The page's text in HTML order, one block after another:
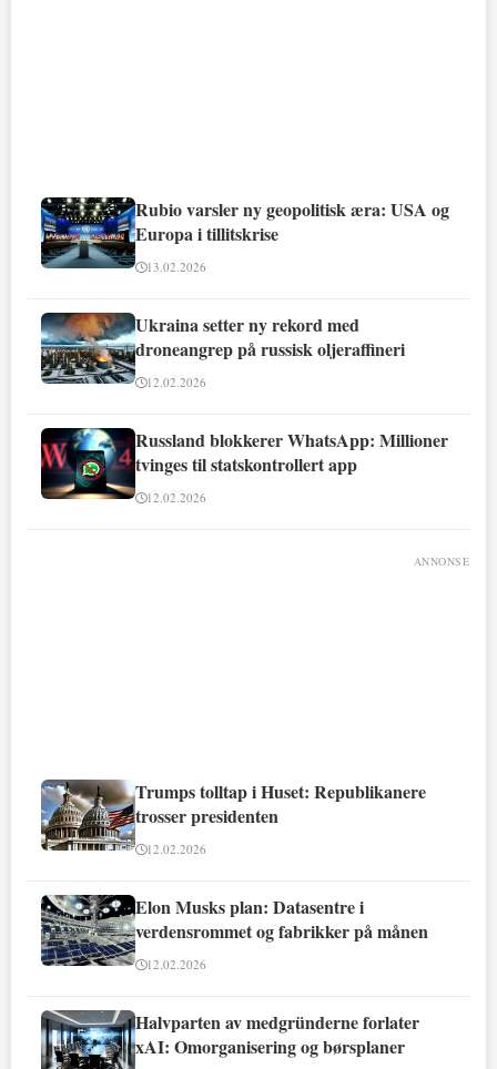
Rubio varsler ny geopolitisk æra: USA og
Europa i tillitskrise
13.02.2026
Ukraina setter ny rekord med
droneangrep på russisk oljeraffineri
12.02.2026
Russland blokkerer WhatsApp: Millioner
tvinges til statskontrollert app
12.02.2026
ANNONSE
Trumps tolltap i Huset: Republikanere
trosser presidenten
12.02.2026
Elon Musks plan: Datasentre i
verdensrommet og fabrikker på månen
12.02.2026
Halvparten av medgründerne forlater
xAI: Omorganisering og børsplaner